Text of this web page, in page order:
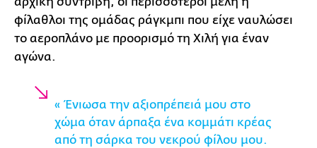
φίλαθλοι της ομάδας ράγκμπι που είχε ναυλώσει
το αεροπλάνο με προορισμό τη Χιλή για έναν
αγώνα.
« Ένιωσα την αξιοπρέπειά μου στο
χώμα όταν άρπαξα ένα κομμάτι κρέας
από τη σάρκα του νεκρού φίλου μου.